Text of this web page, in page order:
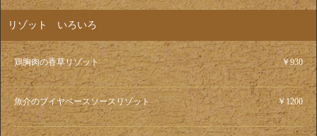
リゾット いろいろ
鶏胸肉の香草リゾット ￥930
魚介のブイヤベースソースリゾット ￥1200